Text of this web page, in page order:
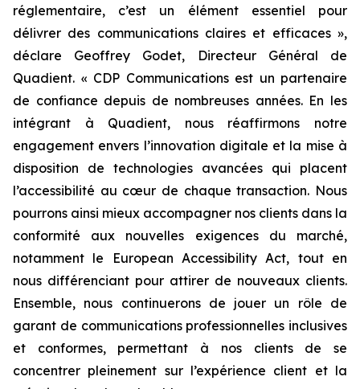
réglementaire, c’est un élément essentiel pour
délivrer des communications claires et efficaces »,
déclare Geoffrey Godet, Directeur Général de
Quadient. « CDP Communications est un partenaire
de confiance depuis de nombreuses années. En les
intégrant à Quadient, nous réaffirmons notre
engagement envers l’innovation digitale et la mise à
disposition de technologies avancées qui placent
l’accessibilité au cœur de chaque transaction. Nous
pourrons ainsi mieux accompagner nos clients dans la
conformité aux nouvelles exigences du marché,
notamment le European Accessibility Act, tout en
nous différenciant pour attirer de nouveaux clients.
Ensemble, nous continuerons de jouer un rôle de
garant de communications professionnelles inclusives
et conformes, permettant à nos clients de se
concentrer pleinement sur l’expérience client et la